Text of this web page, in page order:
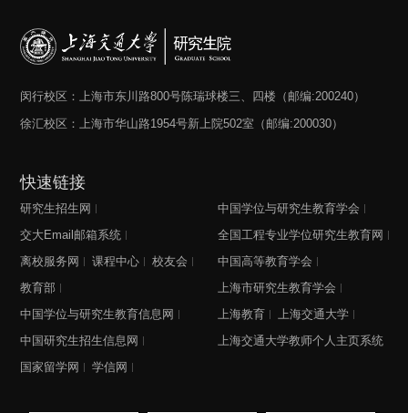
闵行校区：上海市东川路800号陈瑞球楼三、四楼（邮编:200240）
徐汇校区：上海市华山路1954号新上院502室（邮编:200030）
快速链接
研究生招生网
交大Email邮箱系统
离校服务网
课程中心
校友会
教育部
中国学位与研究生教育信息网
中国研究生招生信息网
国家留学网
学信网
中国学位与研究生教育学会
全国工程专业学位研究生教育网
中国高等教育学会
上海市研究生教育学会
上海教育
上海交通大学
上海交通大学教师个人主页系统